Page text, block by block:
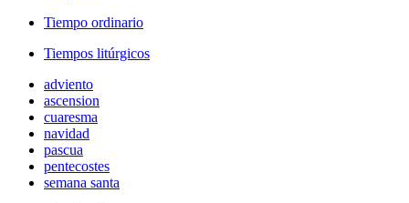
Tiempo ordinario
Tiempos litúrgicos
adviento
ascension
cuaresma
navidad
pascua
pentecostes
semana santa